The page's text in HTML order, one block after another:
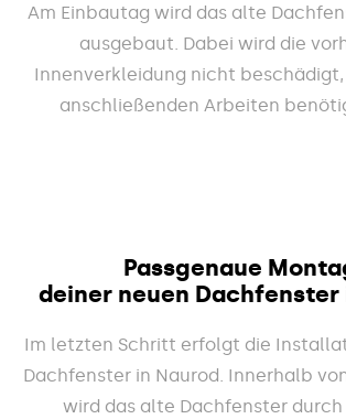
Am Einbautag wird das alte
ausgebaut. Dabei wird die
Innenverkleidung nicht beschädigt,
anschließenden Arbeiten
Passgenaue
deiner neuen Dachfenster
Im letzten Schritt erfolgt die
Dachfenster in Naurod. Innerhalb
wird das alte Dachfenster durch